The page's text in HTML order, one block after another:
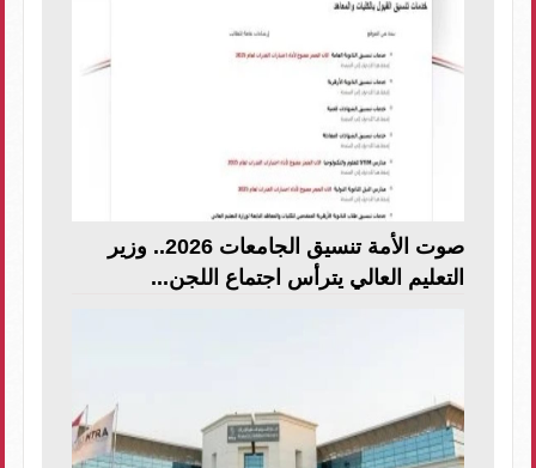
صوت الأمة تنسيق الجامعات 2026.. وزير
التعليم العالي يترأس اجتماع اللجن...